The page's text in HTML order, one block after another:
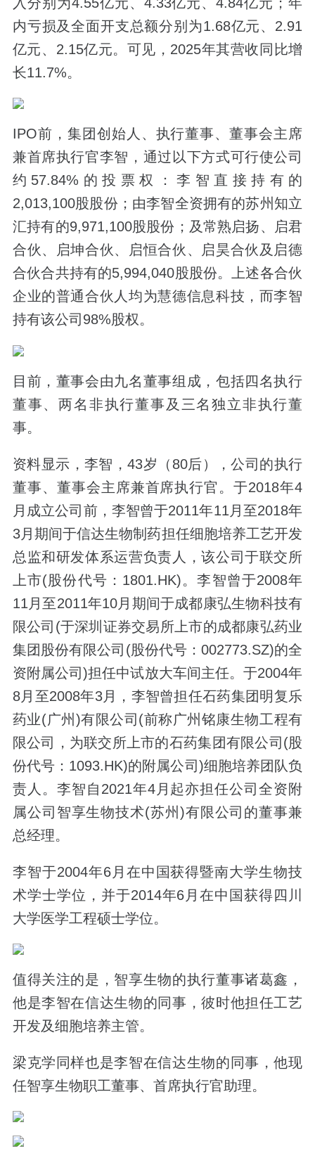
内亏损及全面开支总额分别为1.68亿元、2.91
亿元、2.15亿元。可见，2025年其营收同比增
长11.7%。
IPO前，集团创始人、执行董事、董事会主席
兼首席执行官李智，通过以下方式可行使公司
约57.84%的投票权：李智直接持有的
2,013,100股股份；由李智全资拥有的苏州知立
汇持有的9,971,100股股份；及常熟启扬、启君
合伙、启坤合伙、启恒合伙、启昊合伙及启德
合伙合共持有的5,994,040股股份。上述各合伙
企业的普通合伙人均为慧德信息科技，而李智
持有该公司98%股权。
目前，董事会由九名董事组成，包括四名执行
董事、两名非执行董事及三名独立非执行董
事。
资料显示，李智，43岁（80后），公司的执行
董事、董事会主席兼首席执行官。于2018年4
月成立公司前，李智曾于2011年11月至2018年
3月期间于信达生物制药担任细胞培养工艺开发
总监和研发体系运营负责人，该公司于联交所
上市(股份代号：1801.HK)。李智曾于2008年
11月至2011年10月期间于成都康弘生物科技有
限公司(于深圳证券交易所上市的成都康弘药业
集团股份有限公司(股份代号：002773.SZ)的全
资附属公司)担任中试放大车间主任。于2004年
8月至2008年3月，李智曾担任石药集团明复乐
药业(广州)有限公司(前称广州铭康生物工程有
限公司，为联交所上市的石药集团有限公司(股
份代号：1093.HK)的附属公司)细胞培养团队负
责人。李智自2021年4月起亦担任公司全资附
属公司智享生物技术(苏州)有限公司的董事兼
总经理。
李智于2004年6月在中国获得暨南大学生物技
术学士学位，并于2014年6月在中国获得四川
大学医学工程硕士学位。
值得关注的是，智享生物的执行董事诸葛鑫，
他是李智在信达生物的同事，彼时他担任工艺
开发及细胞培养主管。
梁克学同样也是李智在信达生物的同事，他现
任智享生物职工董事、首席执行官助理。